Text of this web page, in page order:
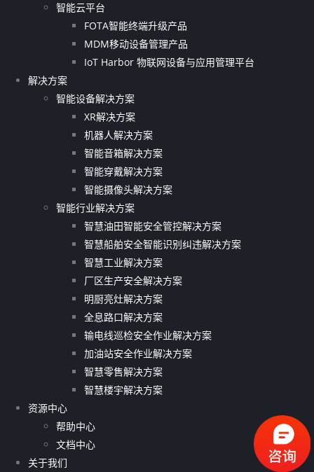
智能云平台
FOTA智能终端升级产品
MDM移动设备管理产品
IoT Harbor 物联网设备与应用管理平台
解决方案
智能设备解决方案
XR解决方案
机器人解决方案
智能音箱解决方案
智能穿戴解决方案
智能摄像头解决方案
智能行业解决方案
智慧油田智能安全管控解决方案
智慧船舶安全智能识别纠违解决方案
智慧工业解决方案
厂区生产安全解决方案
明厨亮灶解决方案
全息路口解决方案
输电线巡检安全作业解决方案
加油站安全作业解决方案
智慧零售解决方案
智慧楼宇解决方案
资源中心
帮助中心
文档中心
关于我们